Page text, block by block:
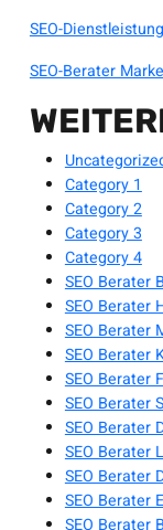
SEO-
SEO-Berater
Category 1
Category 2
Category 3
Category 4
SEO Berater
SEO Berater
SEO Berater
SEO Berater
SEO Berater
SEO Berater
SEO Berater
SEO Berater
SEO Berater
SEO Berater
SEO Berater